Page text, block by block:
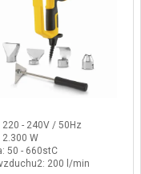
220 - 240V / 50Hz
2.300 W
50 - 660stC
200 l/min